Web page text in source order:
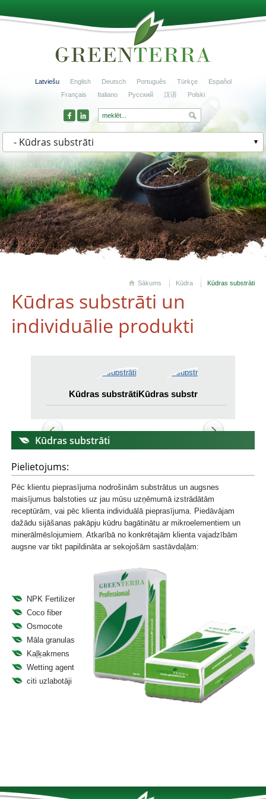
Latviešu English Deutsch Português Türkçe
Español
Français
Italiano Русский 汉语 Polski
- Kūdras substrāti
Sākums Kūdra Kūdras substrāti
Kūdras substrāti un
individuālie produkti
Kūdras substrātiKūdras substrāti
Kūdras substrāti
Pielietojums:
Pēc klientu pieprasījuma nodrošinām substrātus un augsnes
maisījumus balstoties uz jau mūsu uzņēmumā izstrādātām
receptūrām, vai pēc klienta individuālā pieprasījuma. Piedāvājam
dažādu sijāšanas pakāpju kūdru bagātinātu ar mikroelementiem un
minerālmēslojumiem. Atkarībā no konkrētajām klienta vajadzībām
augsne var tikt papildināta ar sekojošām sastāvdaļām:
NPK Fertilizer
Coco fiber
Osmocote
Māla granulas
Kaļķakmens
Wetting agent
citi uzlabotāji